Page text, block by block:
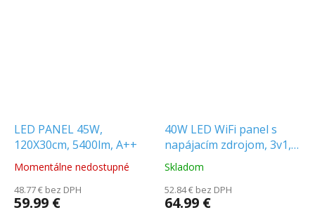
LED PANEL 45W,
120X30cm, 5400lm, A++
Priemerné
produktu
Momentálne nedostupné
48.77 € bez DPH
59.99 €
40W LED WiFi panel s
napájacím zdrojom, 3v1,
59,5x59,5 cm (4800Lm)
Priemerné
produktu
Skladom
52.84 € bez DPH
64.99 €